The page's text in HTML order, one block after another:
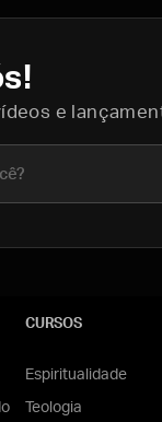
e
CURSOS
Espiritualidade
Teologia